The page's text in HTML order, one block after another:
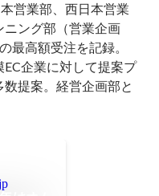
営業部、西日本営業
ング部（営業企画
最高額受注を記録。
企業に対して提案プ
提案。経営企画部と